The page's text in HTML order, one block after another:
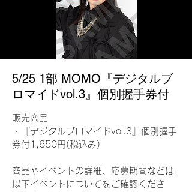
5/25 1部 MOMO『デジタルブ
ロマイドvol.3』個別握手券付
販売商品
・『デジタルブロマイドvol.3』個別握手
券付1,650円(税込み)
商品やイベントの詳細、応募期間などは
以下イベントについてをご確認くださ